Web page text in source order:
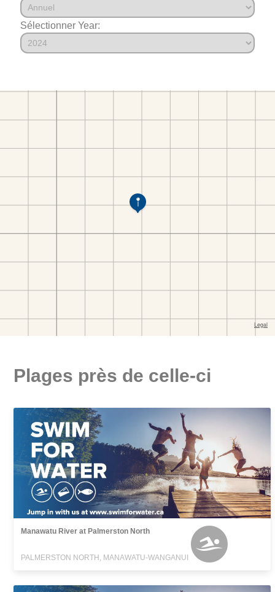
Sélectionner Year:
Plages près de celle-ci
Manawatu River at Palmerston North
PALMERSTON NORTH, MANAWATU-WANGANUI